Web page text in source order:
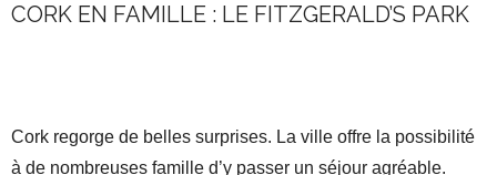
CORK EN FAMILLE : LE FITZGERALD’S PARK
Cork regorge de belles surprises. La ville offre la possibilité
à de nombreuses famille d’y passer un séjour agréable.